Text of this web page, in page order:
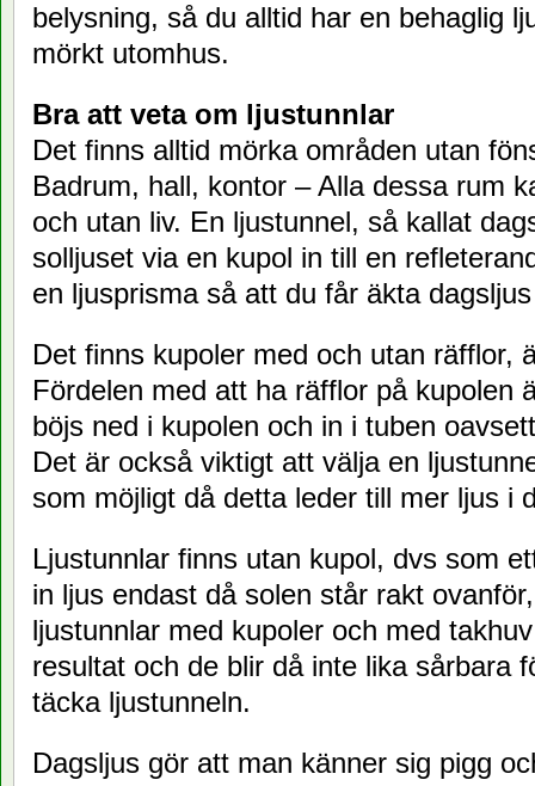
belysning, så du alltid har en behaglig
mörkt utomhus.
Bra att veta om ljustunnlar
Det finns alltid mörka områden utan
Badrum, hall, kontor – Alla dessa rum
och utan liv. En ljustunnel, så kallat
solljuset via en kupol in till en
en ljusprisma så att du får äkta
Det finns kupoler med och utan räfflor,
Fördelen med att ha räfflor på kupolen
böjs ned i kupolen och in i tuben
Det är också viktigt att välja en
som möjligt då detta leder till mer ljus i
Ljustunnlar finns utan kupol, dvs som
in ljus endast då solen står rakt
ljustunnlar med kupoler och med
resultat och de blir då inte lika sårbara
täcka ljustunneln.
Dagsljus gör att man känner sig pigg